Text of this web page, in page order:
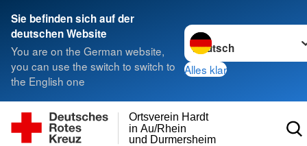
Sie befinden sich auf der
deutschen Website
You are on the German website,
you can use the switch to switch to
the English one
Sprache wechseln zu
Alles klar
und Durmersheim
in Au/Rhein
Ortsverein Hardt